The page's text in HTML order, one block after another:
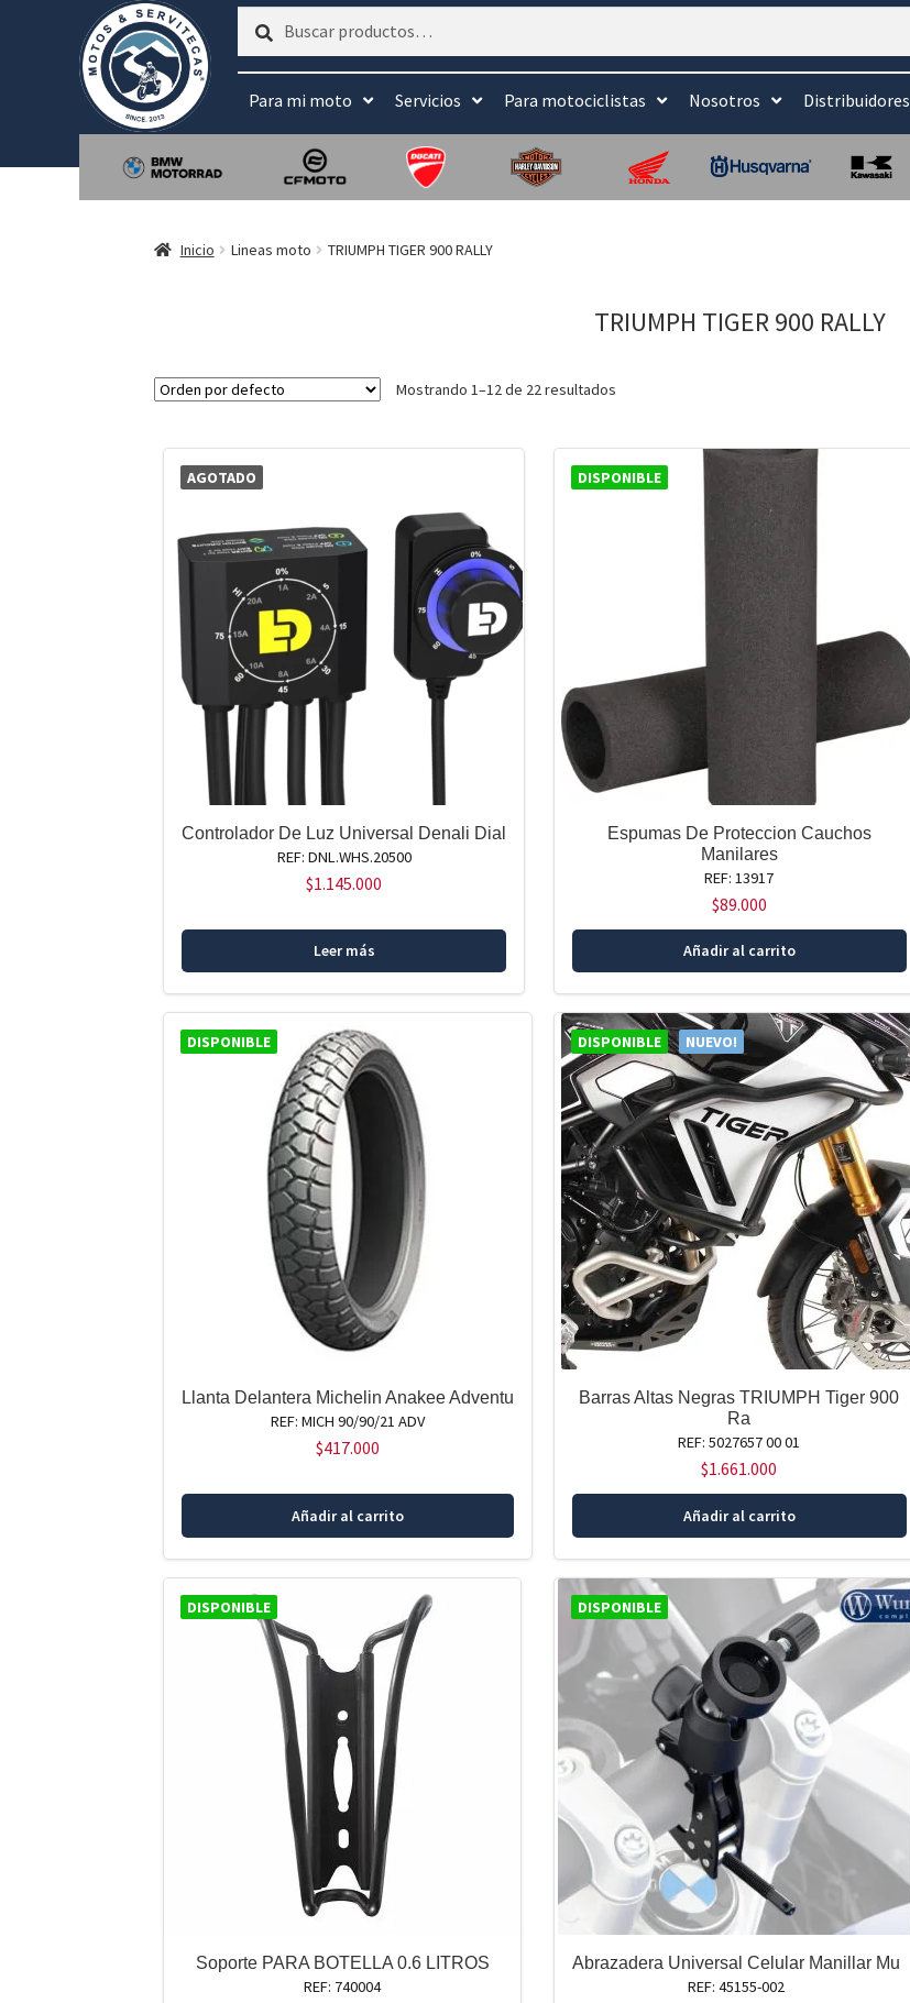
Buscar
Buscar
Para mi moto Servicios Para motociclistas Nosotros Distribuidores
Inicio Lineas moto TRIUMPH TIGER 900 RALLY
TRIUMPH TIGER 900 RALLY
Mostrando 1–12 de 22 resultados
AGOTADO
Controlador De Luz Universal Denali Dial
REF: DNL.WHS.20500
$1.145.000
Leer más
DISPONIBLE
Espumas De Proteccion Cauchos
Manilares
REF: 13917
$89.000
Añadir al carrito
DISPONIBLE
Llanta Delantera Michelin Anakee Adventu
REF: MICH 90/90/21 ADV
$417.000
Añadir al carrito
DISPONIBLE NUEVO!
Barras Altas Negras TRIUMPH Tiger 900
Ra
REF: 5027657 00 01
$1.661.000
Añadir al carrito
DISPONIBLE
Soporte PARA BOTELLA 0.6 LITROS
REF: 740004
DISPONIBLE
Abrazadera Universal Celular Manillar Mu
REF: 45155-002